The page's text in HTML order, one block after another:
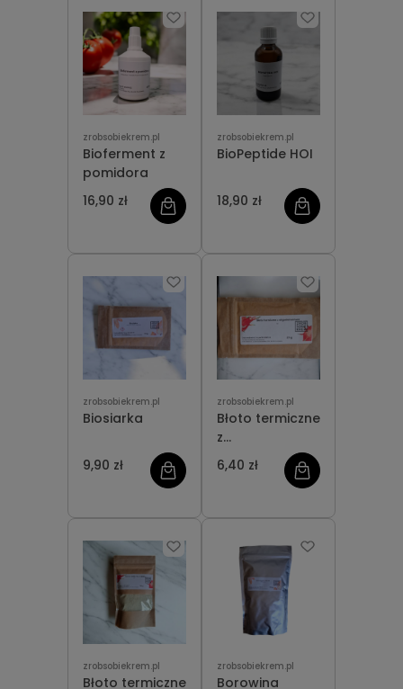
zrobsobiekrem.pl
Bioferment z
pomidora
16,90 zł
zrobsobiekrem.pl
BioPeptide HOI
18,90 zł
zrobsobiekrem.pl
Biosiarka
9,90 zł
zrobsobiekrem.pl
Błoto termiczne
z
oligoelementami
6,40 zł
zrobsobiekrem.pl
Błoto termiczne
zrobsobiekrem.pl
Borowina